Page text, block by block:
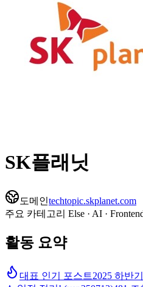
SK플래닛
도메인techtopic.skplanet.com
주요 카테고리 Else · AI ·
활동 요약
대표 인기 포스트2025 하반